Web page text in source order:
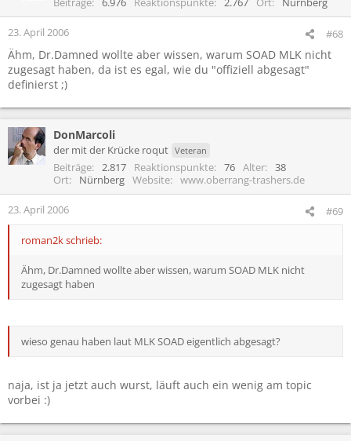
23. April 2006 #68
Ähm, Dr.Damned wollte aber wissen, warum SOAD MLK nicht
zugesagt haben, da ist es egal, wie du "offiziell abgesagt"
definierst ;)
DonMarcoli
der mit der Krücke roqut Veteran
Beiträge 2.817 Reaktionspunkte 76 Alter
38
Ort
Nürnberg Website www.oberrang-trashers.de
23. April 2006 #69
roman2k schrieb:
Ähm, Dr.Damned wollte aber wissen, warum SOAD MLK nicht
zugesagt haben
wieso genau haben laut MLK SOAD eigentlich abgesagt?
naja, ist ja jetzt auch wurst, läuft auch ein wenig am topic
vorbei :)